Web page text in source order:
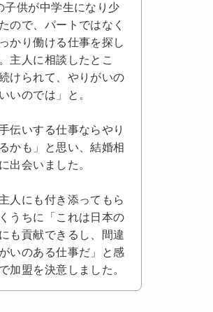
子供が中学生になり少
ので、パートではなく
かり働ける仕事を探し
主人に相談したとこ
けられて、やりがいの
いのでは」と。
伝いする仕事ならやり
かも」と思い、結婚相
出会いました。
人にも付き添ってもら
うちに「これは日本の
も貢献できるし、間違
いのある仕事だ」と感
加盟を決意しました。